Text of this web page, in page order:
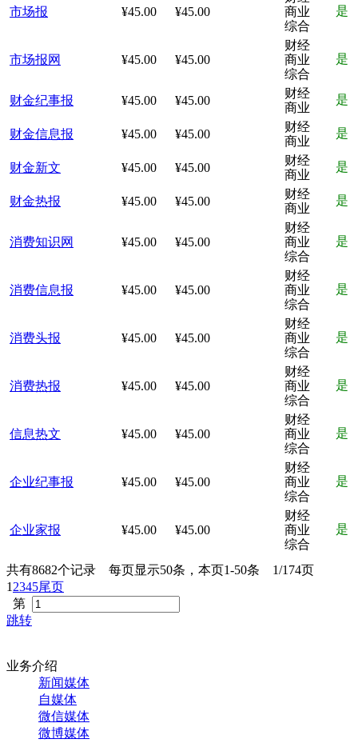
市场报 ¥45.00 ¥45.00
商业
综合
是
市场报网 ¥45.00 ¥45.00
财经
商业
综合
是
财金纪事报 ¥45.00 ¥45.00
财经
商业
是
财金信息报 ¥45.00 ¥45.00
财经
商业
是
财金新文 ¥45.00 ¥45.00
财经
商业
是
财金热报 ¥45.00 ¥45.00
财经
商业
是
消费知识网 ¥45.00 ¥45.00
财经
商业
综合
是
消费信息报 ¥45.00 ¥45.00
财经
商业
综合
是
消费头报 ¥45.00 ¥45.00
财经
商业
综合
是
消费热报 ¥45.00 ¥45.00
财经
商业
综合
是
信息热文 ¥45.00 ¥45.00
财经
商业
综合
是
企业纪事报 ¥45.00 ¥45.00
财经
商业
综合
是
企业家报 ¥45.00 ¥45.00
财经
商业
综合
是
共有8682个记录 每页显示50条，本页1-50条 1/174页
1 2345尾页
第
跳转
业务介绍
新闻媒体
自媒体
微信媒体
微博媒体